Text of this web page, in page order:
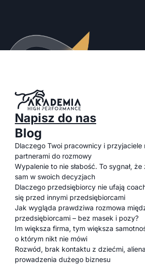
Napisz do nas
Blog
Dlaczego Twoi pracownicy i przyjaciele
partnerami do rozmowy
Wypalenie to nie słabość. To sygnał, że
sam w swoich decyzjach
Dlaczego przedsiębiorcy nie ufają
się przed innymi przedsiębiorcami
Jak wygląda prawdziwa rozmowa
przedsiębiorcami – bez masek i pozy?
Im większa firma, tym większa
o którym nikt nie mówi
Rozwód, brak kontaktu z dziećmi,
prowadzenia dużego biznesu